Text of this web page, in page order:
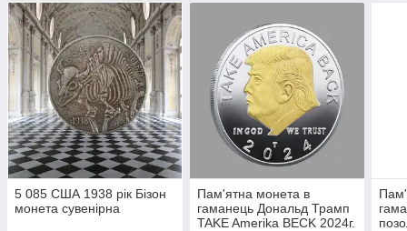
5 085 США 1938 рік Бізон
монета сувенірна
Пам'ятна монета в
гаманець Дональд Трамп
TAKE Amerika BECK 2024г.